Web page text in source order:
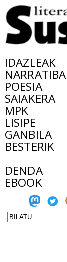
IDAZLEAK
NARRATIBA
POESIA
SAIAKERA
MPK
LISIPE
GANBILA
BESTERIK
DENDA
EBOOK